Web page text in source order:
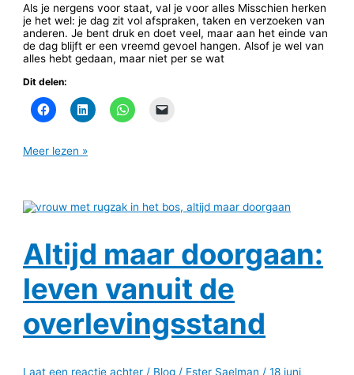
Als je nergens voor staat, val je voor alles Misschien herken
je het wel: je dag zit vol afspraken, taken en verzoeken van
anderen. Je bent druk en doet veel, maar aan het einde van
de dag blijft er een vreemd gevoel hangen. Alsof je wel van
alles hebt gedaan, maar niet per se wat
Dit delen:
Meer lezen »
Altijd maar doorgaan:
leven vanuit de
overlevingsstand
Laat een reactie achter / Blog / Ester Saelman/18 juni